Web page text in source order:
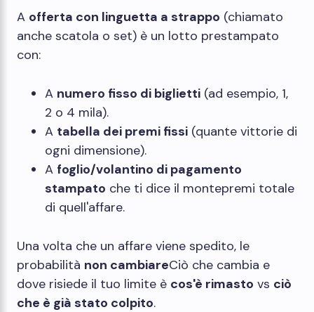
A offerta con linguetta a strappo (chiamato
anche scatola o set) è un lotto prestampato
con:
A numero fisso di biglietti (ad esempio, 1,
2 o 4 mila).
A tabella dei premi fissi (quante vittorie di
ogni dimensione).
A foglio/volantino di pagamento
stampato che ti dice il montepremi totale
di quell'affare.
Una volta che un affare viene spedito, le
probabilità non cambiareCiò che cambia e
dove risiede il tuo limite è cos'è rimasto vs ciò
che è già stato colpito.